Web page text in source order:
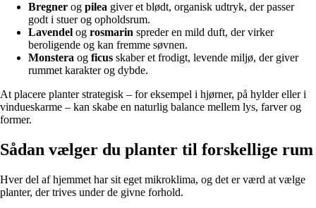
Bregner og pilea giver et blødt, organisk udtryk, der passer
godt i stuer og opholdsrum.
Lavendel og rosmarin spreder en mild duft, der virker
beroligende og kan fremme søvnen.
Monstera og ficus skaber et frodigt, levende miljø, der giver
rummet karakter og dybde.
At placere planter strategisk – for eksempel i hjørner, på hylder eller i
vindueskarme – kan skabe en naturlig balance mellem lys, farver og
former.
Sådan vælger du planter til forskellige rum
Hver del af hjemmet har sit eget mikroklima, og det er værd at vælge
planter, der trives under de givne forhold.